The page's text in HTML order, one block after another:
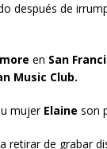
después de
en San
Music Club.
mujer Elaine son
retirar de grabar